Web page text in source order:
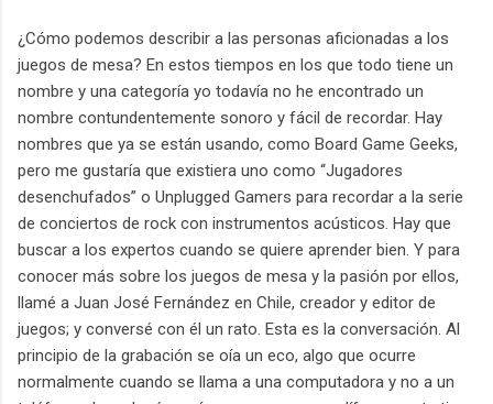
¿Cómo podemos describir a las personas aficionadas a los
juegos de mesa? En estos tiempos en los que todo tiene un
nombre y una categoría yo todavía no he encontrado un
nombre contundentemente sonoro y fácil de recordar. Hay
nombres que ya se están usando, como Board Game Geeks,
pero me gustaría que existiera uno como “Jugadores
desenchufados” o Unplugged Gamers para recordar a la serie
de conciertos de rock con instrumentos acústicos. Hay que
buscar a los expertos cuando se quiere aprender bien. Y para
conocer más sobre los juegos de mesa y la pasión por ellos,
llamé a Juan José Fernández en Chile, creador y editor de
juegos; y conversé con él un rato. Esta es la conversación. Al
principio de la grabación se oía un eco, algo que ocurre
normalmente cuando se llama a una computadora y no a un